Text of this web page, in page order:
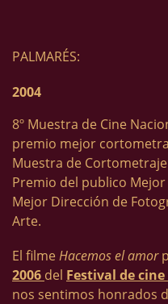
PALMARÉS:
2004
8º Muestra de Cine
premio mejor
Muestra de
Premio del publico
Mejor Dirección de
Arte.
El filme Hacemos el amor
2006 del Festival de
nos sentimos honrados